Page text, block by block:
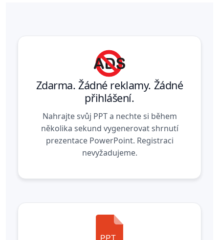
Zdarma. Žádné reklamy. Žádné
přihlášení.
Nahrajte svůj PPT a nechte si během
několika sekund vygenerovat shrnutí
prezentace PowerPoint. Registraci
nevyžadujeme.